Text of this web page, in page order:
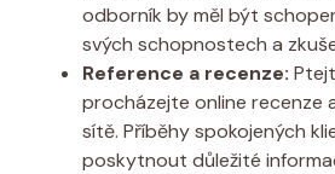
odborník by měl být
svých schopnostech a
Reference a recenze:
procházejte online recenze
sítě. Příběhy spokojených
poskytnout důležité